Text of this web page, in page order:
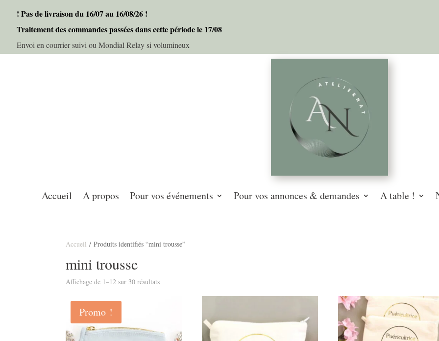
! Pas de livraison du 16/07 au 16/08/26 !
Traitement des commandes passées dans cette période le 17/08
Envoi en courrier suivi ou Mondial Relay si volumineux
Accueil A propos Pour vos événements Pour vos annonces & demandes A table !
Accueil / Produits identifiés “mini trousse”
mini trousse
Affichage de 1–12 sur 30 résultats
Promo !